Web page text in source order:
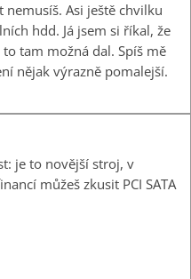
nemusíš. Asi ještě chvilku
hdd. Já jsem si říkal, že
tam možná dal. Spíš mě
nějak výrazně pomalejší.
je to novější stroj, v
můžeš zkusit PCI SATA